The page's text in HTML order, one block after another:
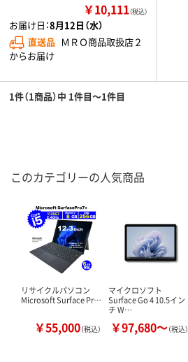
￥10,111（税込）
お届け日：8月12日（水）
直送品 ＭＲＯ商品取扱店２
からお届け
1件（1商品）中 1件目～1件目
このカテゴリーの人気商品
リサイクルパソコン
Microsoft Surface Pr…
￥55,000（税込）
マイクロソフト
Surface Go 4 10.5イン
チ W…
￥97,680～（税込）